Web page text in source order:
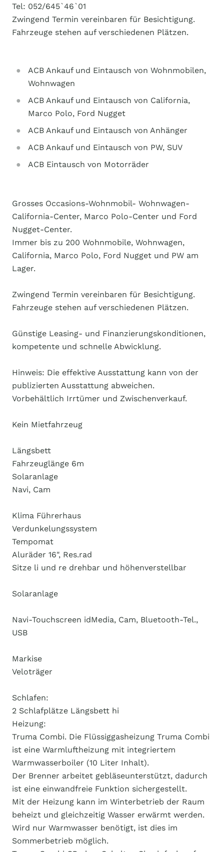
Tel: 052/645`46`01
Zwingend Termin vereinbaren für Besichtigung.
Fahrzeuge stehen auf verschiedenen Plätzen.
ACB Ankauf und Eintausch von Wohnmobilen,
Wohnwagen
ACB Ankauf und Eintausch von California,
Marco Polo, Ford Nugget
ACB Ankauf und Eintausch von Anhänger
ACB Ankauf und Eintausch von PW, SUV
ACB Eintausch von Motorräder
Grosses Occasions-Wohnmobil- Wohnwagen-
California-Center, Marco Polo-Center und Ford
Nugget-Center.
Immer bis zu 200 Wohnmobile, Wohnwagen,
California, Marco Polo, Ford Nugget und PW am
Lager.
Zwingend Termin vereinbaren für Besichtigung.
Fahrzeuge stehen auf verschiedenen Plätzen.
Günstige Leasing- und Finanzierungskonditionen,
kompetente und schnelle Abwicklung.
Hinweis: Die effektive Ausstattung kann von der
publizierten Ausstattung abweichen.
Vorbehältlich Irrtümer und Zwischenverkauf.
Kein Mietfahrzeug
Längsbett
Fahrzeuglänge 6m
Solaranlage
Navi, Cam
Klima Führerhaus
Verdunkelungssystem
Tempomat
Aluräder 16", Res.rad
Sitze li und re drehbar und höhenverstellbar
Solaranlage
Navi-Touchscreen idMedia, Cam, Bluetooth-Tel.,
USB
Markise
Veloträger
Schlafen:
2 Schlafplätze Längsbett hi
Heizung:
Truma Combi. Die Flüssiggasheizung Truma Combi
ist eine Warmluftheizung mit integriertem
Warmwasserboiler (10 Liter Inhalt).
Der Brenner arbeitet gebläseunterstützt, dadurch
ist eine einwandfreie Funktion sichergestellt.
Mit der Heizung kann im Winterbetrieb der Raum
beheizt und gleichzeitig Wasser erwärmt werden.
Wird nur Warmwasser benötigt, ist dies im
Sommerbetrieb möglich.